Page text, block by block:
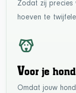
Zodat zij precies
hoeven te
Voor je hond
Omdat jouw